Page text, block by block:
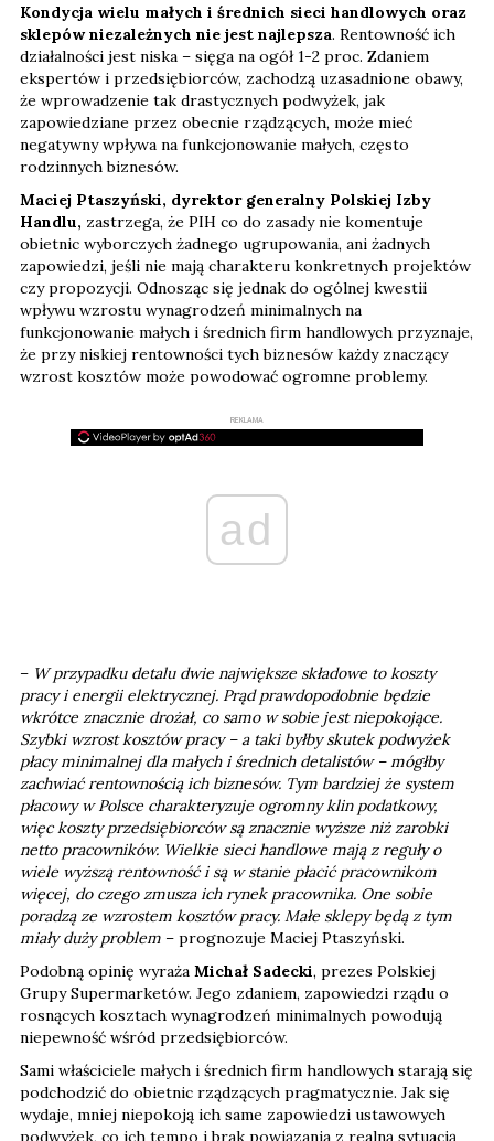
Kondycja wielu małych i średnich sieci handlowych oraz
sklepów niezależnych nie jest najlepsza. Rentowność ich
działalności jest niska – sięga na ogół 1-2 proc. Zdaniem
ekspertów i przedsiębiorców, zachodzą uzasadnione obawy,
że wprowadzenie tak drastycznych podwyżek, jak
zapowiedziane przez obecnie rządzących, może mieć
negatywny wpływa na funkcjonowanie małych, często
rodzinnych biznesów.
Maciej Ptaszyński, dyrektor generalny Polskiej Izby
Handlu, zastrzega, że PIH co do zasady nie komentuje
obietnic wyborczych żadnego ugrupowania, ani żadnych
zapowiedzi, jeśli nie mają charakteru konkretnych projektów
czy propozycji. Odnosząc się jednak do ogólnej kwestii
wpływu wzrostu wynagrodzeń minimalnych na
funkcjonowanie małych i średnich firm handlowych przyznaje,
że przy niskiej rentowności tych biznesów każdy znaczący
wzrost kosztów może powodować ogromne problemy.
REKLAMA
ad
– W przypadku detalu dwie największe składowe to koszty
pracy i energii elektrycznej. Prąd prawdopodobnie będzie
wkrótce znacznie drożał, co samo w sobie jest niepokojące.
Szybki wzrost kosztów pracy – a taki byłby skutek podwyżek
płacy minimalnej dla małych i średnich detalistów – mógłby
zachwiać rentownością ich biznesów. Tym bardziej że system
płacowy w Polsce charakteryzuje ogromny klin podatkowy,
więc koszty przedsiębiorców są znacznie wyższe niż zarobki
netto pracowników. Wielkie sieci handlowe mają z reguły o
wiele wyższą rentowność i są w stanie płacić pracownikom
więcej, do czego zmusza ich rynek pracownika. One sobie
poradzą ze wzrostem kosztów pracy. Małe sklepy będą z tym
miały duży problem – prognozuje Maciej Ptaszyński.
Podobną opinię wyraża Michał Sadecki, prezes Polskiej
Grupy Supermarketów. Jego zdaniem, zapowiedzi rządu o
rosnących kosztach wynagrodzeń minimalnych powodują
niepewność wśród przedsiębiorców.
Sami właściciele małych i średnich firm handlowych starają się
podchodzić do obietnic rządzących pragmatycznie. Jak się
wydaje, mniej niepokoją ich same zapowiedzi ustawowych
podwyżek, co ich tempo i brak powiązania z realną sytuacją